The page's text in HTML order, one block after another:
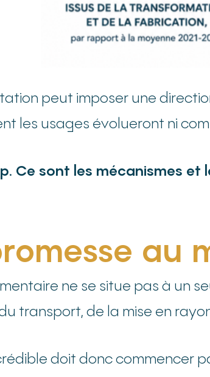
peut imposer une
les usages évolueront ni
Ce sont les mécanismes
au
ne se situe pas à un
transport, de la mise en
doit donc commencer